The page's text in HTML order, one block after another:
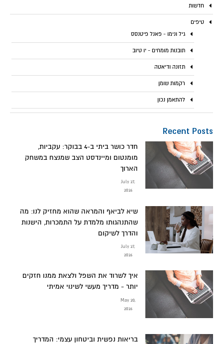
חדשות
טיפים
גיל ונימו - פאנל פיטנסס
תובנות מומחים - יו טיוב
תזונה ודיאטה
רקמות שומן
להתאמן נכון
Recent Posts
חדר כושר ביתי ב-4 בבוקר: עקביות,
מומנטום ומיינדסט הצב שמנצח במשחק
הארוך
July 27,
2026
שיא לביאף והמראה שהוא מחזיק לנו: מה
שהתנהגותו מלמדת על התמכרות, הישנות
והדרך לשיקום
July 27,
2026
איך לשרוד את השפל ולצאת ממנו חזקים
יותר - מדריך מעשי לשינוי אמיתי
May 20,
2026
בריאות נפשית וביטחון עצמי: המדריך